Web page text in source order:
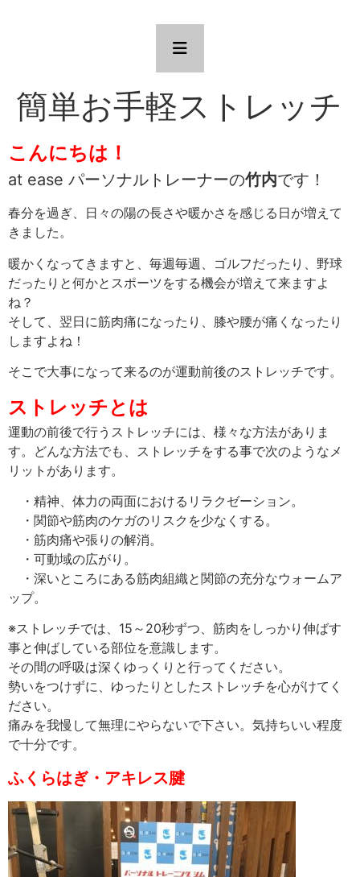
簡単お手軽ストレッチ
こんにちは！
at ease パーソナルトレーナーの竹内です！
春分を過ぎ、日々の陽の長さや暖かさを感じる日が増えて
きました。
暖かくなってきますと、毎週毎週、ゴルフだったり、野球
だったりと何かとスポーツをする機会が増えて来ますよ
ね？
そして、翌日に筋肉痛になったり、膝や腰が痛くなったり
しますよね！
そこで大事になって来るのが運動前後のストレッチです。
ストレッチとは
運動の前後で行うストレッチには、様々な方法がありま
す。どんな方法でも、ストレッチをする事で次のようなメ
リットがあります。
・精神、体力の両面におけるリラクゼーション。
・関節や筋肉のケガのリスクを少なくする。
・筋肉痛や張りの解消。
・可動域の広がり。
・深いところにある筋肉組織と関節の充分なウォームア
ップ。
※ストレッチでは、15～20秒ずつ、筋肉をしっかり伸ばす
事と伸ばしている部位を意識します。
その間の呼吸は深くゆっくりと行ってください。
勢いをつけずに、ゆったりとしたストレッチを心がけてく
ださい。
痛みを我慢して無理にやらないで下さい。気持ちいい程度
で十分です。
ふくらはぎ・アキレス腱